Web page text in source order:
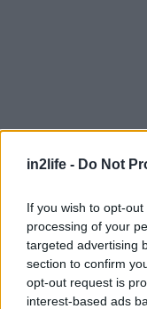
in2life - Do Not
If you wish to opt-
processing of your
targeted advertising
section to confirm
opt-out request is
interest-based ads